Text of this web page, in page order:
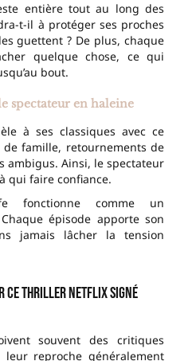
entière tout au long des
t-il à protéger ses proches
guettent ? De plus, chaque
quelque chose, ce qui
bout.
spectateur en haleine
à ses classiques avec ce
de famille, retournements de
ambigus. Ainsi, le spectateur
qui faire confiance.
fonctionne comme un
épisode apporte son
jamais lâcher la tension
ce thriller Netflix signé
souvent des critiques
reproche généralement